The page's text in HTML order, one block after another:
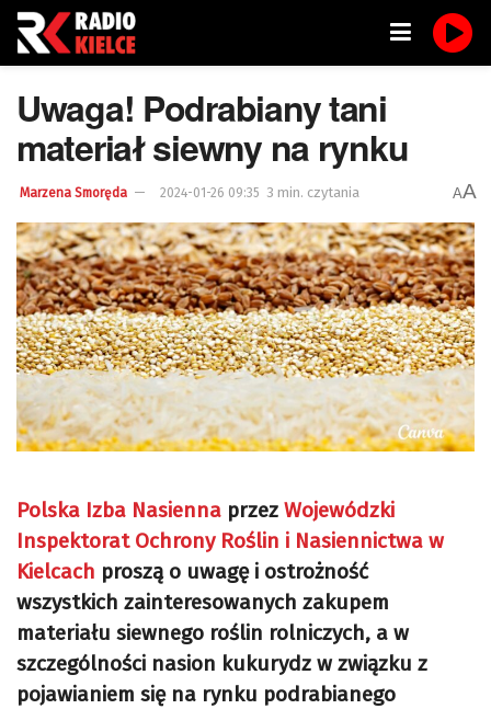
Uwaga! Podrabiany tani
materiał siewny na rynku
Marzena Smoręda 2024-01-26 09:35 3 min. czytania AA
Polska Izba Nasienna przez Wojewódzki
Inspektorat Ochrony Roślin i Nasiennictwa w
Kielcach proszą o uwagę i ostrożność
wszystkich zainteresowanych zakupem
materiału siewnego roślin rolniczych, a w
szczególności nasion kukurydz w związku z
pojawianiem się na rynku podrabianego